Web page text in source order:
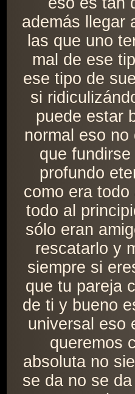
además llegar
las que uno
mal de ese
ese tipo de
si
puede estar
normal eso
que
profundo
como era
todo al
sólo eran
rescatarlo y
siempre si
que tu pareja
de ti y bueno
universal eso
queremos
absoluta no
se da no se